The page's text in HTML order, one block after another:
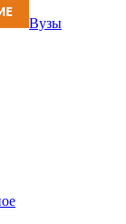
Вузы